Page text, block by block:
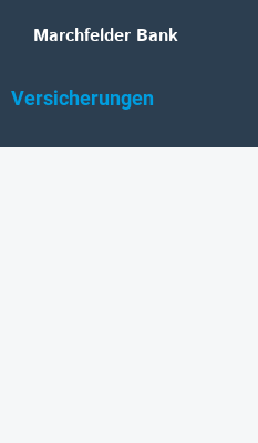
Marchfelder Bank
Versicherungen